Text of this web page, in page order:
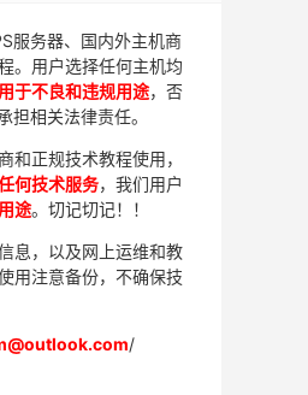
服务器、国内外主机商
。用户选择任何主机均
于不良和违规用途，否
担相关法律责任。
和正规技术教程使用，
何技术服务，我们用户
途。切记切记！！
息，以及网上运维和教
用注意备份，不确保技
/